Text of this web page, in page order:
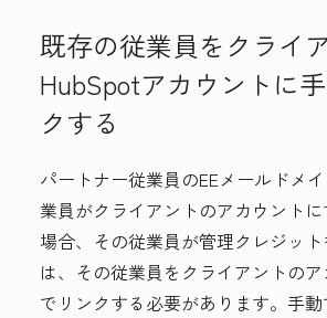
既存の従業員をクライ
HubSpotアカウントに
クする
パートナー従業員のEEメールドメ
業員がクライアントのアカウント
場合、その従業員が管理クレジッ
は、その従業員をクライアントの
でリンクする必要があります。手